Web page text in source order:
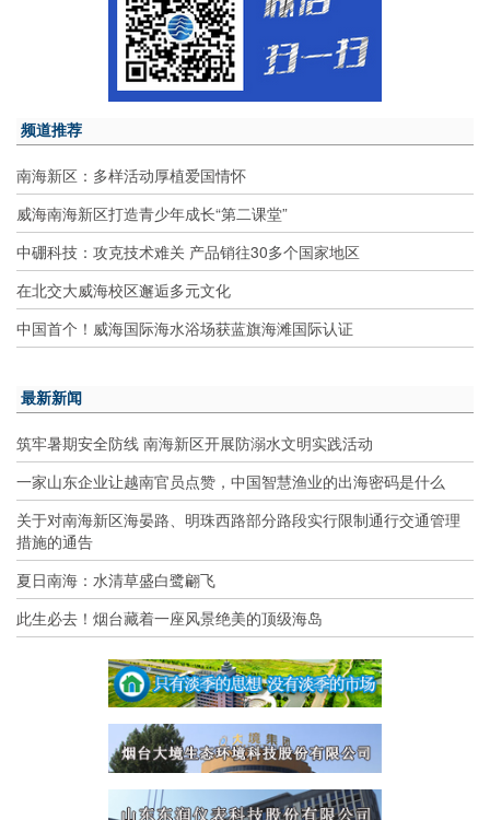
频道推荐
南海新区：多样活动厚植爱国情怀
威海南海新区打造青少年成长“第二课堂”
中硼科技：攻克技术难关 产品销往30多个国家地区
在北交大威海校区邂逅多元文化
中国首个！威海国际海水浴场获蓝旗海滩国际认证
最新新闻
筑牢暑期安全防线 南海新区开展防溺水文明实践活动
一家山东企业让越南官员点赞，中国智慧渔业的出海密码是什么
关于对南海新区海晏路、明珠西路部分路段实行限制通行交通管理
措施的通告
夏日南海：水清草盛白鹭翩飞
此生必去！烟台藏着一座风景绝美的顶级海岛